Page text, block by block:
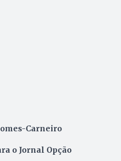
Carneiro
o Jornal Opção